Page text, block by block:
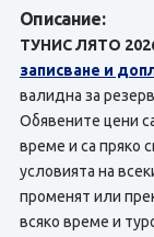
Описание:
ТУНИС ЛЯТО
записване и
валидна за
Обявените цени
време и са пряко
условията на
променят или
всяко време и